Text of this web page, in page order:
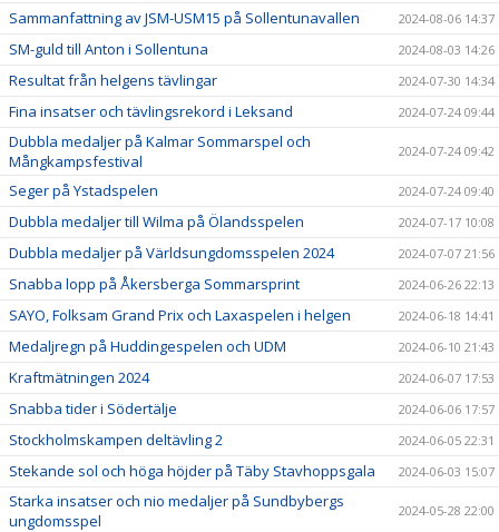
Sammanfattning av JSM-USM15 på Sollentunavallen 2024-08-06 14:37
SM-guld till Anton i Sollentuna 2024-08-03 14:26
Resultat från helgens tävlingar 2024-07-30 14:34
Fina insatser och tävlingsrekord i Leksand 2024-07-24 09:44
Dubbla medaljer på Kalmar Sommarspel och
Mångkampsfestival
2024-07-24 09:42
Seger på Ystadspelen 2024-07-24 09:40
Dubbla medaljer till Wilma på Ölandsspelen 2024-07-17 10:08
Dubbla medaljer på Världsungdomsspelen 2024 2024-07-07 21:56
Snabba lopp på Åkersberga Sommarsprint 2024-06-26 22:13
SAYO, Folksam Grand Prix och Laxaspelen i helgen 2024-06-18 14:41
Medaljregn på Huddingespelen och UDM 2024-06-10 21:43
Kraftmätningen 2024 2024-06-07 17:53
Snabba tider i Södertälje 2024-06-06 17:57
Stockholmskampen deltävling 2 2024-06-05 22:31
Stekande sol och höga höjder på Täby Stavhoppsgala 2024-06-03 15:07
Starka insatser och nio medaljer på Sundbybergs
ungdomsspel
2024-05-28 22:00